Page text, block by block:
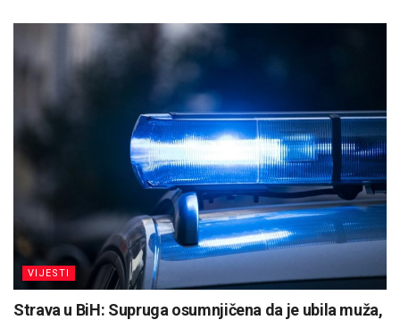
VIJESTI
Strava u BiH: Supruga osumnjičena da je ubila muža,